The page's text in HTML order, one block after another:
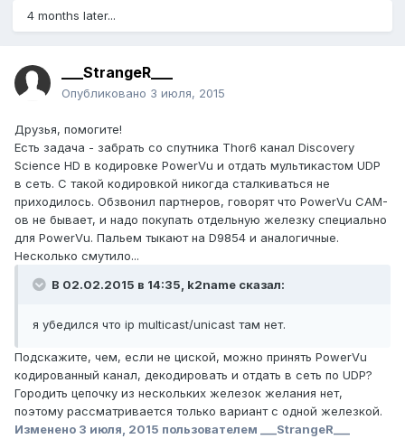
4 months later...
___StrangeR___
Опубликовано 3 июля, 2015
Друзья, помогите!
Есть задача - забрать со спутника Thor6 канал Discovery
Science HD в кодировке PowerVu и отдать мультикастом UDP
в сеть. С такой кодировкой никогда сталкиваться не
приходилось. Обзвонил партнеров, говорят что PowerVu CAM-
ов не бывает, и надо покупать отдельную железку специально
для PowerVu. Пальем тыкают на D9854 и аналогичные.
Несколько смутило...
В 02.02.2015 в 14:35, k2name сказал:
я убедился что ip multicast/unicast там нет.
Подскажите, чем, если не циской, можно принять PowerVu
кодированный канал, декодировать и отдать в сеть по UDP?
Городить цепочку из нескольких железок желания нет,
поэтому рассматривается только вариант с одной железкой.
Изменено 3 июля, 2015 пользователем ___StrangeR___